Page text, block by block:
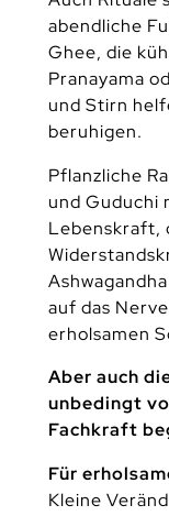
abendliche
Ghee, die
Pranayama
und Stirn
beruhigen.
Pflanzliche
und Guduchi
Lebenskraft,
auf das
erholsamen
Aber auch
unbedingt
Fachkraft
Für
Kleine